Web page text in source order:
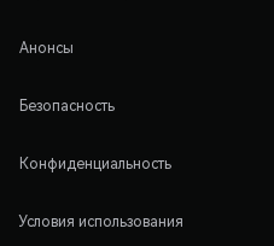
Анонсы
Безопасность
Конфиденциальность
Условия использования